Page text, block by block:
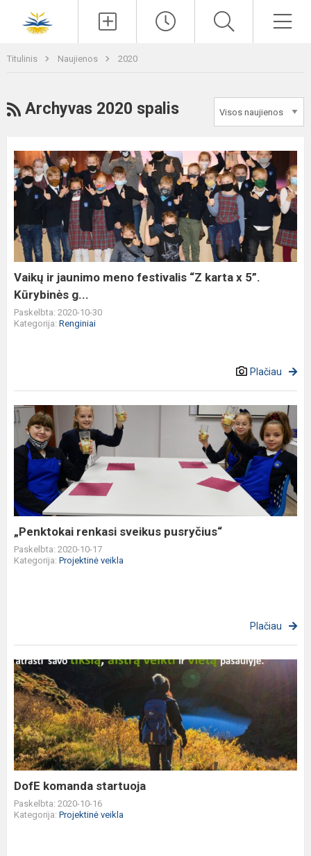
Titulinis Naujienos 2020
RSS
Archyvas 2020 spalis
Vaikų
ir
jaunimo
meno
festivalis
“Z
karta
x
5”.
Kūrybinės
g...
Vaikų ir jaunimo meno festivalis “Z karta x 5”.
Kūrybinės g...
Paskelbta: 2020-10-30
Kategorija: Renginiai
Plačiau
„Penktokai
renkasi
sveikus
pusryčius“
„Penktokai renkasi sveikus pusryčius“
Paskelbta: 2020-10-17
Kategorija: Projektinė veikla
Plačiau
DofE
komanda
startuoja
DofE komanda startuoja
Paskelbta: 2020-10-16
Kategorija: Projektinė veikla